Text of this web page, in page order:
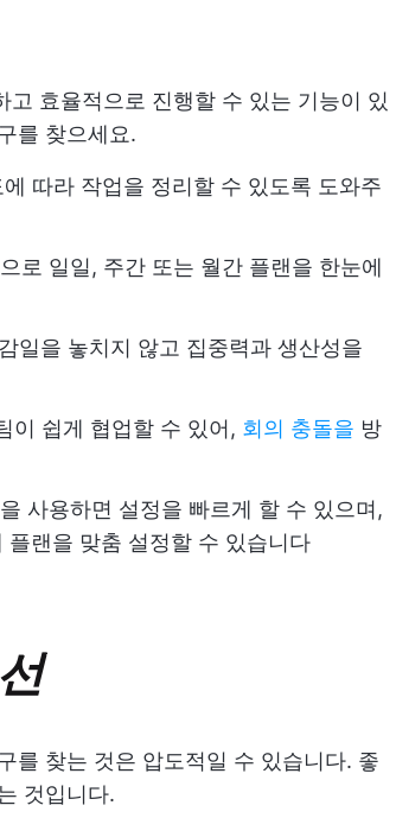
효율적으로 진행할 수 있는 기능이 있
를 찾으세요.
따라 작업을 정리할 수 있도록 도와주
로 일일, 주간 또는 월간 플랜을 한눈에
일을 놓치지 않고 집중력과 생산성을
이 쉽게 협업할 수 있어, 회의 충돌을 방
사용하면 설정을 빠르게 할 수 있으며,
랜을 맞춤 설정할 수 있습니다
를 찾는 것은 압도적일 수 있습니다. 좋
것입니다.